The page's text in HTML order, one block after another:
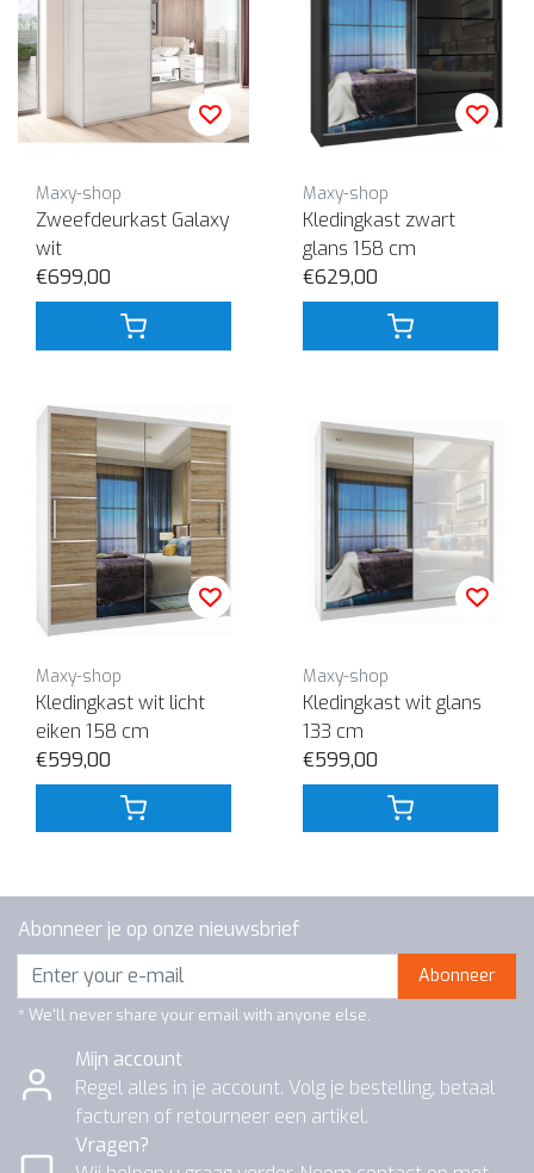
Maxy-shop
Zweefdeurkast Galaxy
wit
€699,00
Maxy-shop
Kledingkast zwart
glans 158 cm
€629,00
Maxy-shop
Kledingkast wit licht
eiken 158 cm
€599,00
Maxy-shop
Kledingkast wit glans
133 cm
€599,00
Abonneer je op onze nieuwsbrief
Abonneer
* We'll never share your email with anyone else.
Mijn account
Regel alles in je account. Volg je bestelling, betaal
facturen of retourneer een artikel.
Vragen?